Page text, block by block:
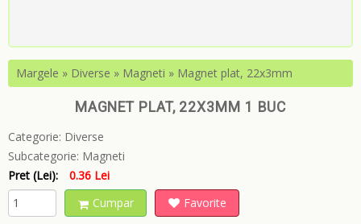
Margele » Diverse » Magneti » Magnet plat, 22x3mm
MAGNET PLAT, 22X3MM 1 BUC
Categorie: Diverse
Subcategorie: Magneti
Pret (Lei):
0.36 Lei
Cumpar
Favorite